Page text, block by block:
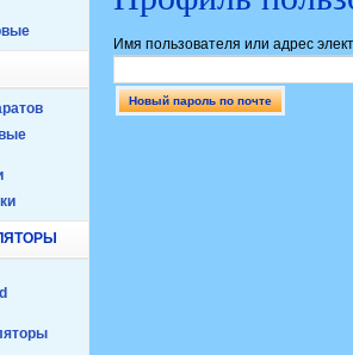
Имя пользователя или адрес